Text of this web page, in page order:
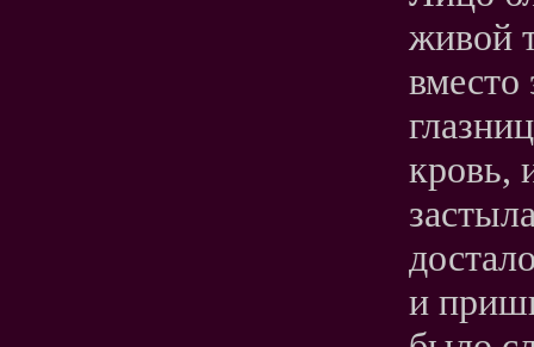
живой
кровь,
и